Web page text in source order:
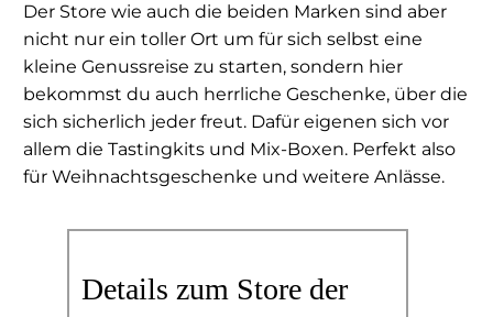
Der Store wie auch die beiden Marken sind aber
nicht nur ein toller Ort um für sich selbst eine
kleine Genussreise zu starten, sondern hier
bekommst du auch herrliche Geschenke, über die
sich sicherlich jeder freut. Dafür eigenen sich vor
allem die Tastingkits und Mix-Boxen. Perfekt also
für Weihnachtsgeschenke und weitere Anlässe.
Details zum Store der